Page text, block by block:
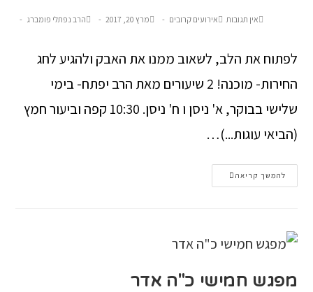
הרב נפתלי פומברג מרץ 20, 2017 אירועים קרובים אין תגובות
לפתוח את הלב, לשאוב ממנו את האבק ולהגיע לחג
החירות- מוכנה! 2 שיעורים מאת הרב יפתח- בימי
שלישי בבוקר, א' ניסן ו ח' ניסן. 10:30 קפה וביעור חמץ
(הביאי עוגות...)…
להמשך קריאה
מפגש חמישי כ"ה אדר